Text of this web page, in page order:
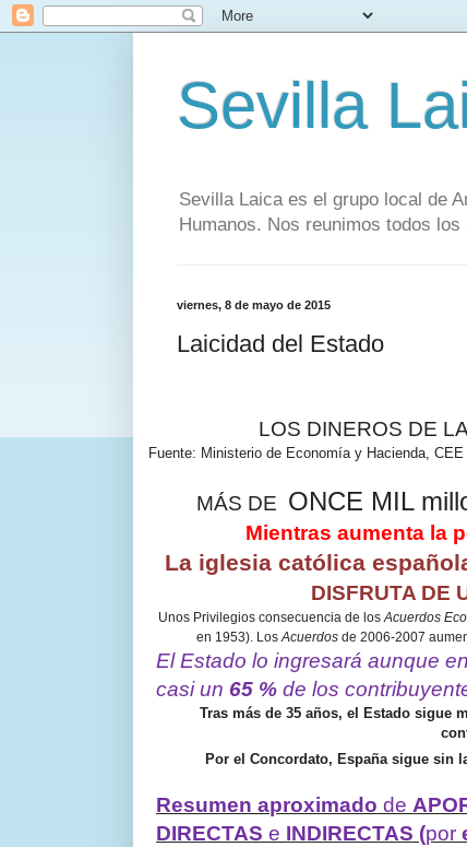
Sevilla
Sevilla Laica es el grupo local de
Humanos. Nos reunimos todos
viernes, 8 de mayo de 2015
Laicidad del Estado
LOS DINEROS DE LA
Fuente: Ministerio de Economía y Hacienda, CEE
MÁS DE ONCE MIL
Mientras aumenta la
La iglesia católica
DISFRUTA DE
Unos Privilegios consecuencia de losAcuerdos
en 1953). LosAcuerdos de 2006-2007
El Estado lo ingresará aunque
casi un 65 % de los
Tras más de 35 años, el Estado sigue
Por el Concordato, España sigue sin
Resumen aproximado de
DIRECTASe INDIRECTAS (por